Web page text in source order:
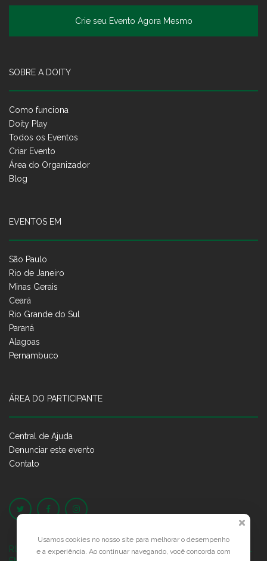
Crie seu Evento Agora Mesmo
SOBRE A DOITY
Como funciona
Doity Play
Todos os Eventos
Criar Evento
Área do Organizador
Blog
EVENTOS EM
São Paulo
Rio de Janeiro
Minas Gerais
Ceará
Rio Grande do Sul
Paraná
Alagoas
Pernambuco
ÁREA DO PARTICIPANTE
Central de Ajuda
Denunciar este evento
Contato
RUA JOSÉ PONTES DE MAGALHÃES, 70JATIÚCA, MACEIÓ - AL
Usamos cookies no nosso site para melhorar o desempenho
e a experiência. Ao continuar navegando, você concorda com